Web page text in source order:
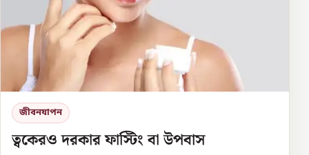
জীবনযাপন
ত্বকেরও দরকার ফাস্টিং বা উপবাস